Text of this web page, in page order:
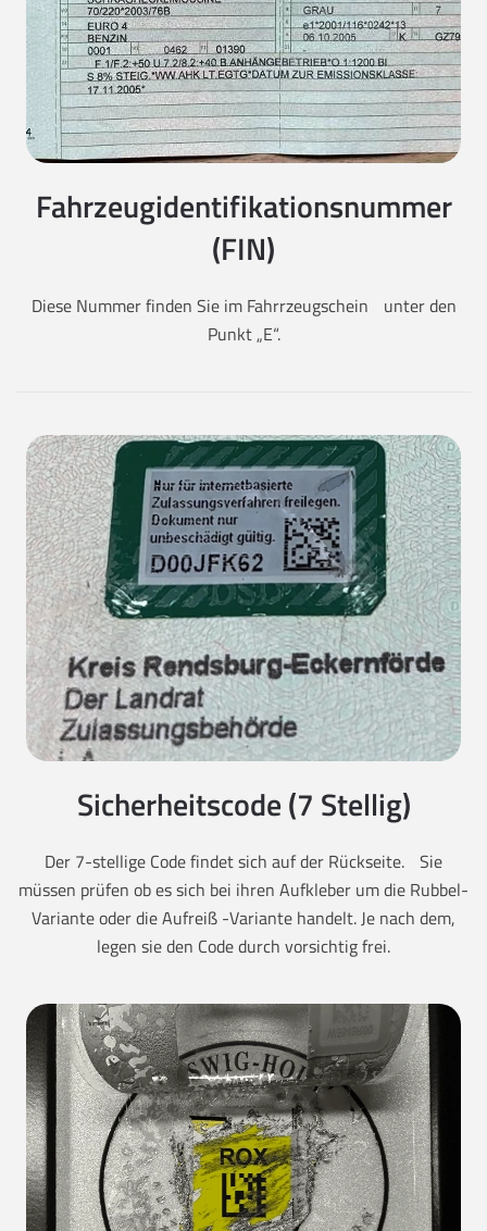
Fahrzeugidentifikationsnummer
(FIN)
Diese Nummer finden Sie im Fahrrzeugschein unter den
Punkt „E“.
Sicherheitscode (7 Stellig)
Der 7-stellige Code findet sich auf der Rückseite. Sie
müssen prüfen ob es sich bei ihren Aufkleber um die Rubbel-
Variante oder die Aufreiß -Variante handelt. Je nach dem,
legen sie den Code durch vorsichtig frei.